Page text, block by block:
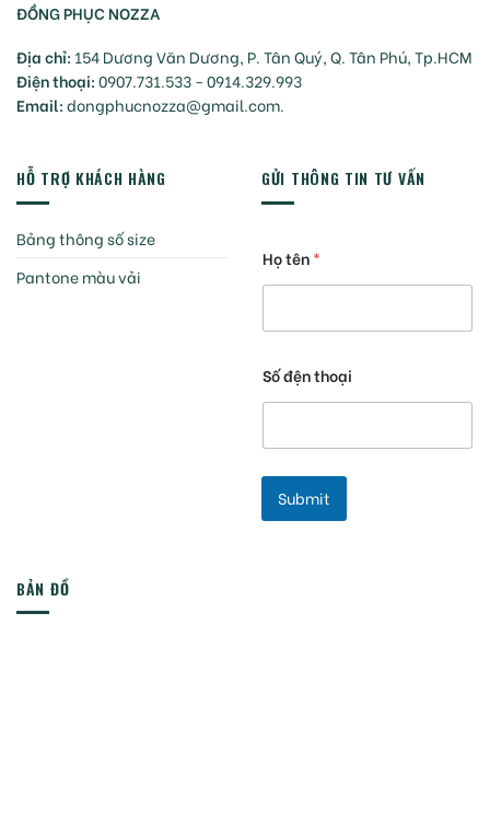
ĐỒNG PHỤC NOZZA
Địa chỉ: 154 Dương Văn Dương, P. Tân Quý, Q. Tân Phú, Tp.HCM
Điện thoại:0907.731.533 - 0914.329.993
Email:dongphucnozza@gmail.com.
HỖ TRỢ KHÁCH HÀNG
Bảng thông số size
Pantone màu vải
GỬI THÔNG TIN TƯ VẤN
Họ tên*
Số đện thoại
Submit
BẢN ĐỒ